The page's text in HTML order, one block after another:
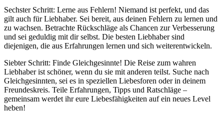
Sechster Schritt: Lerne aus Fehlern! Niemand ist perfekt, und das
gilt auch für Liebhaber. Sei bereit, aus deinen Fehlern zu lernen und
zu wachsen. Betrachte Rückschläge als Chancen zur Verbesserung
und sei geduldig mit dir selbst. Die besten Liebhaber sind
diejenigen, die aus Erfahrungen lernen und sich weiterentwickeln.
Siebter Schritt: Finde Gleichgesinnte! Die Reise zum wahren
Liebhaber ist schöner, wenn du sie mit anderen teilst. Suche nach
Gleichgesinnten, sei es in speziellen Liebesforen oder in deinem
Freundeskreis. Teile Erfahrungen, Tipps und Ratschläge –
gemeinsam werdet ihr eure Liebesfähigkeiten auf ein neues Level
heben!